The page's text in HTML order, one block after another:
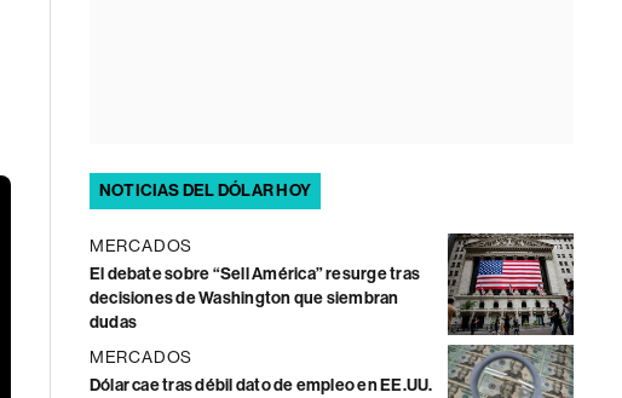
NOTICIAS DEL DÓLAR HOY
MERCADOS
El debate sobre “Sell América” resurge tras
decisiones de Washington que siembran
dudas
MERCADOS
Dólar cae tras débil dato de empleo en EE.UU.